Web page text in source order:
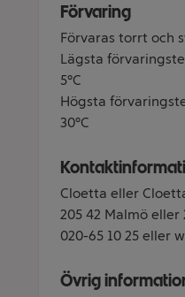
Förvaring
Förvaras torrt och
Lägsta
5°C
Högsta
30°C
Cloetta eller
205 42 Malmö eller
020-65 10 25 eller
Övrig